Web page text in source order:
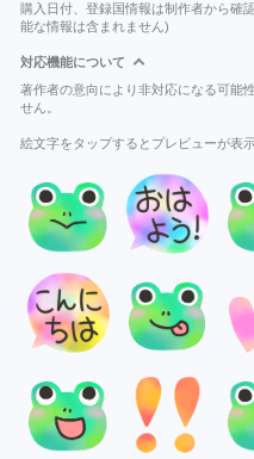
購入日付、登録国情報は制作者から確
能な情報は含まれません)
対応機能について
著作者の意向により非対応になる可能
せん。
絵文字をタップするとプレビューが表